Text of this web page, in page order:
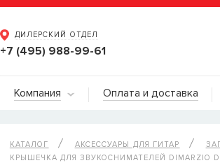
ДИЛЕРСКИЙ ОТДЕЛ
+7 (495) 988-99-61
Компания Оплата и доставка
КАТАЛОГ АКСЕССУАРЫ ДЛЯ ГИТАР
КРЫШЕЧКА ДЛЯ ЗВУКОСНИМАТЕЛЕЙ DIMARZIO